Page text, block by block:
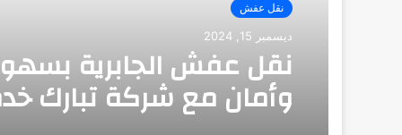
نقل عفش
ديسمبر 15, 2024
نقل عفش الجابرية
وأمان مع شركة تبارك